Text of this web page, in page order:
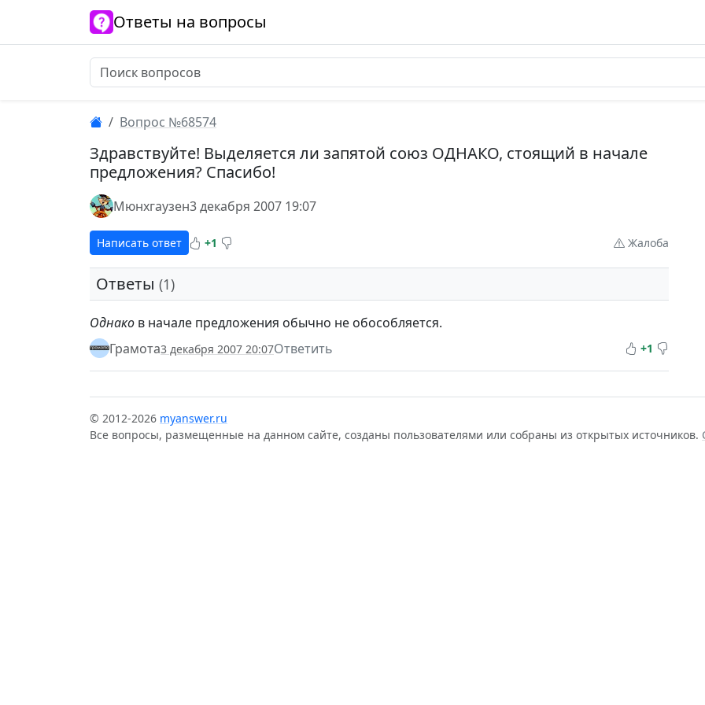
Ответы на вопросы
Вопрос №68574
Здравствуйте! Выделяется ли запятой союз ОДНАКО, стоящий в начале
предложения? Спасибо!
Мюнхгаузен3 декабря 2007 19:07
Написать ответ +1 Жалоба
Ответы (1)
Однако в начале предложения обычно не обособляется.
Грамота3 декабря 2007 20:07Ответить +1
© 2012-2026 myanswer.ru
Все вопросы, размещенные на данном сайте, созданы пользователями или собраны из открытых источников.